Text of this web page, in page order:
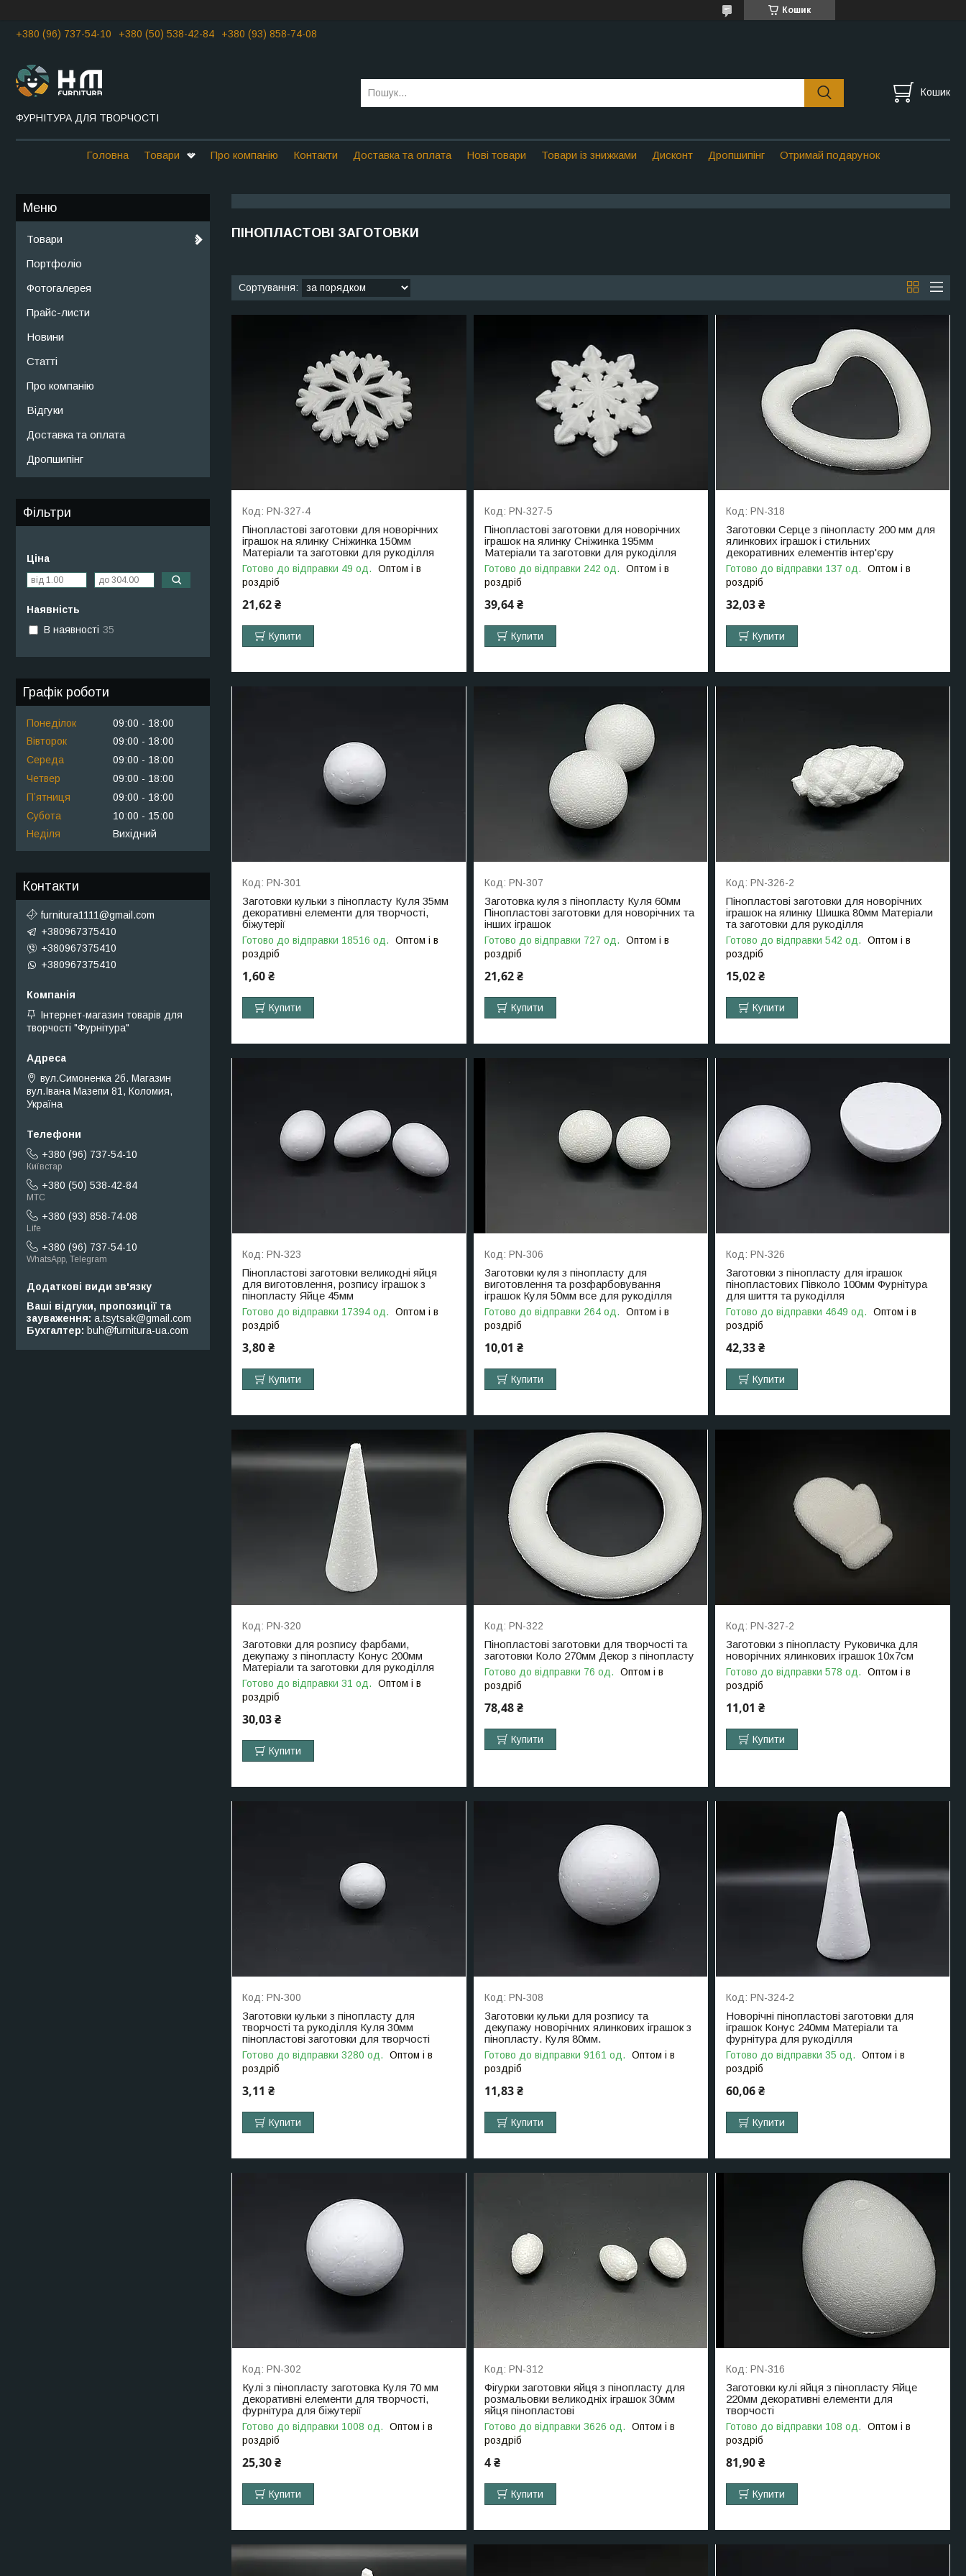
Кошик
+380 (96) 737-54-10 +380 (50) 538-42-84 +380 (93) 858-74-08
ФУРНІТУРА ДЛЯ ТВОРЧОСТІ
Кошик
Головна Товари Про компанію Контакти Доставка та оплата Нові товари Товари із знижками Дисконт Дропшипінг Отримай подарунок
ПІНОПЛАСТОВІ ЗАГОТОВКИ
PN-327-4
Пінопластові заготовки для новорічних
іграшок на ялинку Сніжинка 150мм
Матеріали та заготовки для рукоділля
Готово до відправки 49 од.
Оптом і в
роздріб
21,62 ₴
Купити
PN-327-5
Пінопластові заготовки для новорічних
іграшок на ялинку Сніжинка 195мм
Матеріали та заготовки для рукоділля
Готово до відправки 242 од.
Оптом і в
роздріб
39,64 ₴
Купити
PN-318
Заготовки Серце з пінопласту 200 мм для
ялинкових іграшок і стильних
декоративних елементів інтер'єру
Готово до відправки 137 од.
Оптом і в
роздріб
32,03 ₴
Купити
PN-301
Заготовки кульки з пінопласту Куля 35мм
декоративні елементи для творчості,
біжутерії
Готово до відправки 18516 од.
Оптом і в
роздріб
1,60 ₴
Купити
PN-307
Заготовка куля з пінопласту Куля 60мм
Пінопластові заготовки для новорічних та
інших іграшок
Готово до відправки 727 од.
Оптом і в
роздріб
21,62 ₴
Купити
PN-326-2
Пінопластові заготовки для новорічних
іграшок на ялинку Шишка 80мм Матеріали
та заготовки для рукоділля
Готово до відправки 542 од.
Оптом і в
роздріб
15,02 ₴
Купити
PN-323
Пінопластові заготовки великодні яйця
для виготовлення, розпису іграшок з
пінопласту Яйце 45мм
Готово до відправки 17394 од.
Оптом і в
роздріб
3,80 ₴
Купити
PN-306
Заготовки куля з пінопласту для
виготовлення та розфарбовування
іграшок Куля 50мм все для рукоділля
Готово до відправки 264 од.
Оптом і в
роздріб
10,01 ₴
Купити
PN-326
Заготовки з пінопласту для іграшок
пінопластових Півколо 100мм Фурнітура
для шиття та рукоділля
Готово до відправки 4649 од.
Оптом і в
роздріб
42,33 ₴
Купити
PN-320
Заготовки для розпису фарбами,
декупажу з пінопласту Конус 200мм
Матеріали та заготовки для рукоділля
Готово до відправки 31 од.
Оптом і в
роздріб
30,03 ₴
Купити
PN-322
Пінопластові заготовки для творчості та
заготовки Коло 270мм Декор з пінопласту
Готово до відправки 76 од.
Оптом і в
роздріб
78,48 ₴
Купити
PN-327-2
Заготовки з пінопласту Руковичка для
новорічних ялинкових іграшок 10х7см
Готово до відправки 578 од.
Оптом і в
роздріб
11,01 ₴
Купити
PN-300
Заготовки кульки з пінопласту для
творчості та рукоділля Куля 30мм
пінопластові заготовки для творчості
Готово до відправки 3280 од.
Оптом і в
роздріб
3,11 ₴
Купити
PN-308
Заготовки кульки для розпису та
декупажу новорічних ялинкових іграшок з
пінопласту. Куля 80мм.
Готово до відправки 9161 од.
Оптом і в
роздріб
11,83 ₴
Купити
PN-324-2
Новорічні пінопластові заготовки для
іграшок Конус 240мм Матеріали та
фурнітура для рукоділля
Готово до відправки 35 од.
Оптом і в
роздріб
60,06 ₴
Купити
PN-302
Кулі з пінопласту заготовка Куля 70 мм
декоративні елементи для творчості,
фурнітура для біжутерії
Готово до відправки 1008 од.
Оптом і в
роздріб
25,30 ₴
Купити
PN-312
Фігурки заготовки яйця з пінопласту для
розмальовки великодніх іграшок 30мм
яйця пінопластові
Готово до відправки 3626 од.
Оптом і в
роздріб
4 ₴
Купити
PN-316
Заготовки кулі яйця з пінопласту Яйце
220мм декоративні елементи для
творчості
Готово до відправки 108 од.
Оптом і в
роздріб
81,90 ₴
Купити
Товари
Портфоліо
Фотогалерея
Прайс-листи
Новини
Статті
Про компанію
Відгуки
Доставка та оплата
Дропшипінг
Фільтри
Ціна
Наявність
В наявності 35
Графік роботи
Понеділок 09:00
18:00
Вівторок
09:00
18:00
Середа
09:00
18:00
Четвер
09:00
18:00
Пʼятниця
09:00
18:00
Субота
10:00
15:00
Неділя
Вихідний
Контакти
furnitura1111@gmail.com
+380967375410
+380967375410
+380967375410
Інтернет-магазин товарів для
творчості "Фурнітура"
вул.Симоненка 2б. Магазин
вул.Івана Мазепи 81, Коломия,
Україна
+380 (96) 737-54-10
Київстар
+380 (50) 538-42-84
МТС
+380 (93) 858-74-08
Life
+380 (96) 737-54-10
WhatsApp, Telegram
Ваші відгуки, пропозиції та
зауваження a.tsytsak@gmail.com
Бухгалтер
buh@furnitura-ua.com